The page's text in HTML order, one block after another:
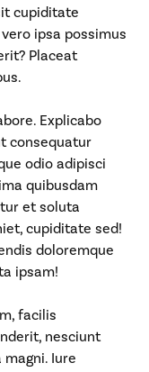
cupiditate
ipsa possimus
Placeat
Explicabo
consequatur
odio adipisci
quibusdam
et soluta
cupiditate sed!
doloremque
ipsam!
facilis
nesciunt
Iure